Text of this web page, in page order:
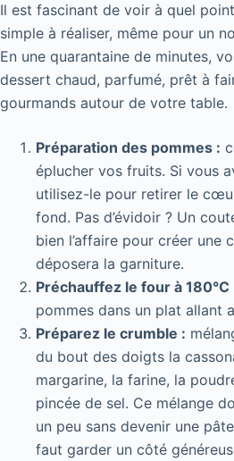
Il est fascinant de voir à quel
simple à réaliser, même pour un
En une quarantaine de minutes,
dessert chaud, parfumé, prêt à
gourmands autour de votre table.
Préparation des pommes :
éplucher vos fruits. Si vous
utilisez-le pour retirer le
fond. Pas d’évidoir ? Un
bien l’affaire pour créer une
déposera la garniture.
Préchauffez le four à 180°C
pommes dans un plat allant
Préparez le crumble :
du bout des doigts la
margarine, la farine, la
pincée de sel. Ce mélange
un peu sans devenir une
faut garder un côté